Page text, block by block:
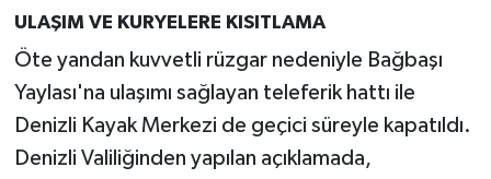
ULAŞIM VE KURYELERE KISITLAMA
Öte yandan kuvvetli rüzgar nedeniyle Bağbaşı
Yaylası'na ulaşımı sağlayan teleferik hattı ile
Denizli Kayak Merkezi de geçici süreyle kapatıldı.
Denizli Valiliğinden yapılan açıklamada,